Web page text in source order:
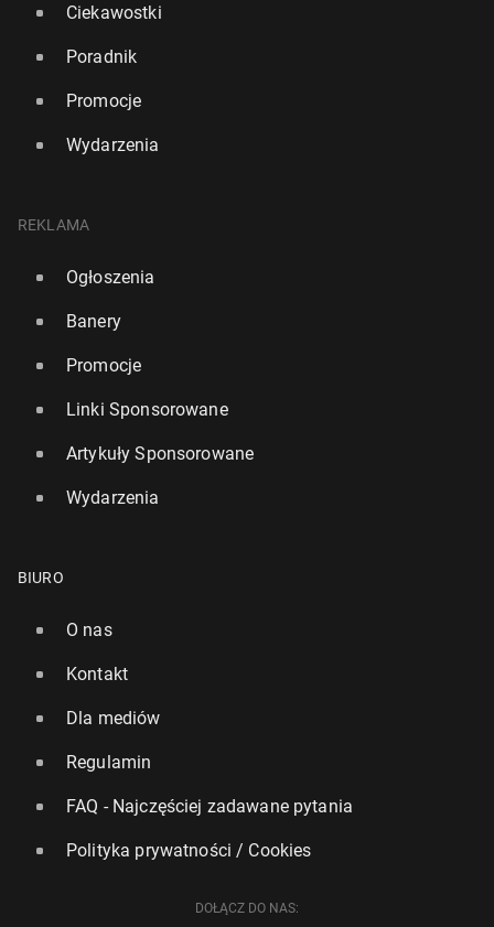
Ciekawostki
Poradnik
Promocje
Wydarzenia
REKLAMA
Ogłoszenia
Banery
Promocje
Linki Sponsorowane
Artykuły Sponsorowane
Wydarzenia
BIURO
O nas
Kontakt
Dla mediów
Regulamin
FAQ - Najczęściej zadawane pytania
Polityka prywatności / Cookies
DOŁĄCZ DO NAS: